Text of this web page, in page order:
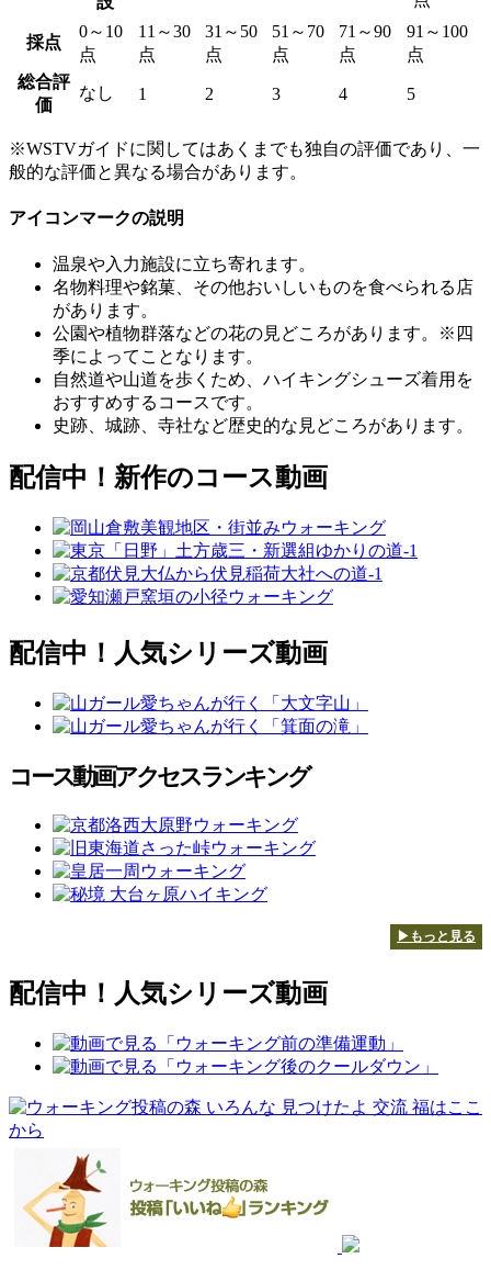
採点
0～10
点
11～30
点
31～50
点
51～70
点
71～90
点
91～100
点
総合評
価
なし 1 2 3 4 5
※WSTVガイドに関してはあくまでも独自の評価であり、一
般的な評価と異なる場合があります。
アイコンマークの説明
温泉や入力施設に立ち寄れます。
名物料理や銘菓、その他おいしいものを食べられる店
があります。
公園や植物群落などの花の見どころがあります。※四
季によってことなります。
自然道や山道を歩くため、ハイキングシューズ着用を
おすすめするコースです。
史跡、城跡、寺社など歴史的な見どころがあります。
配信中！新作のコース動画
配信中！人気シリーズ動画
コース動画アクセスランキング
▶もっと見る
配信中！人気シリーズ動画